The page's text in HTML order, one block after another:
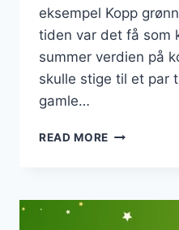
eksempel Kopp
tiden var det få som
summer verdien på
skulle stige til et par
gamle…
READ MORE VERDIFULLE
DISSE
30